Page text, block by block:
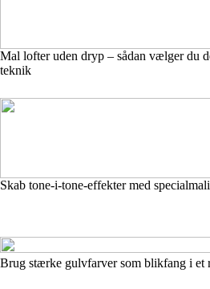
Mal lofter uden dryp – sådan vælger du
teknik
Skab tone-i-tone-effekter med
Brug stærke gulvfarver som blikfang i et